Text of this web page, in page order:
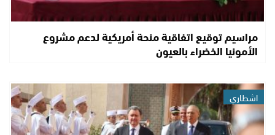
مراسيم توقيع اتفاقية منحة أمريكية لدعم مشروع
الأمونيا الخضراء بالعيون
اشطاري